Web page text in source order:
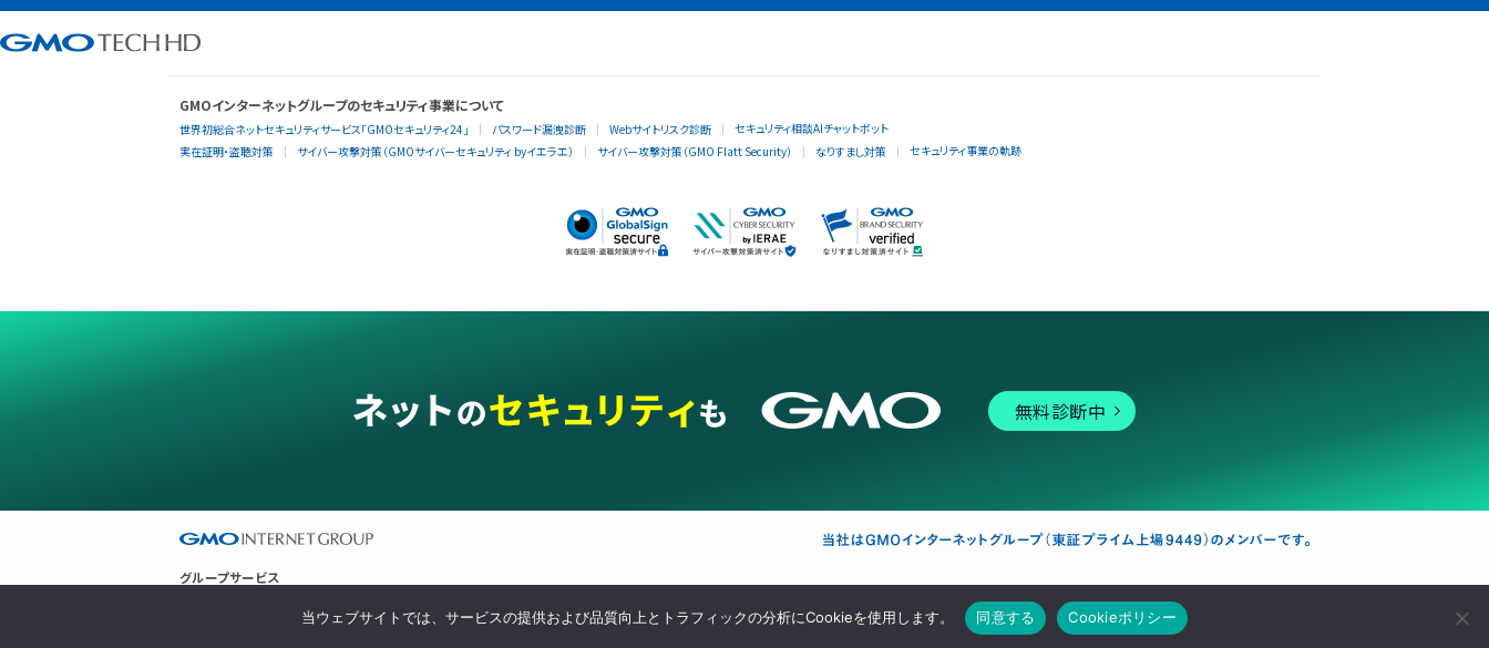
GMOインターネットグループのセキュリティ事業について
世界初総合ネットセキュリティサービス「GMOセキュリティ24」 パスワード漏洩診断 Webサイトリスク診断
セキュリティ相談AIチャットボット
実在証明・盗聴対策
サイバー攻撃対策（GMOサイバーセキュリティ byイエラエ） サイバー攻撃対策（GMO Flatt Security） なりすまし対策 セキュリティ事業の軌跡
無料診断中
グループサービス
暗号資産 個人向けサービス その他
当ウェブサイトでは、サービスの提供および品質向上とトラフィックの分析にCookieを使用します。 同意する Cookieポリシー